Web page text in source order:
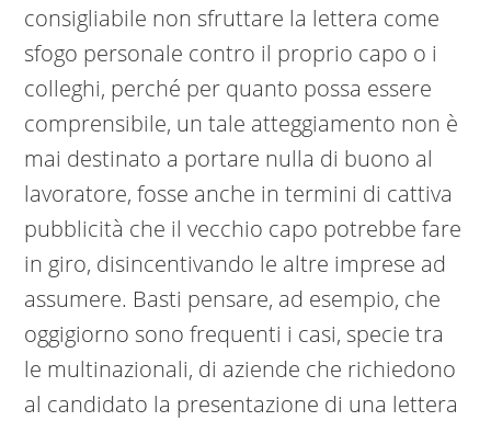
consigliabile non sfruttare la lettera come
sfogo personale contro il proprio capo o i
colleghi, perché per quanto possa essere
comprensibile, un tale atteggiamento non è
mai destinato a portare nulla di buono al
lavoratore, fosse anche in termini di cattiva
pubblicità che il vecchio capo potrebbe fare
in giro, disincentivando le altre imprese ad
assumere. Basti pensare, ad esempio, che
oggigiorno sono frequenti i casi, specie tra
le multinazionali, di aziende che richiedono
al candidato la presentazione di una lettera